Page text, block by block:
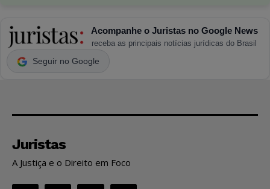
Acompanhe o Juristas no Google News
receba as principais notícias jurídicas do Brasil
Seguir no Google
Juristas
A Justiça e o Direito em Foco